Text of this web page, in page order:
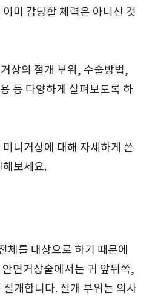
미 감당할 체력은 아니신 것
상의 절개 부위, 수술방법,
등 다양하게 살펴보도록 하
니거상에 대해 자세하게 쓴
해보세요.
체를 대상으로 하기 때문에
면거상술에서는 귀 앞뒤쪽,
개합니다. 절개 부위는 의사